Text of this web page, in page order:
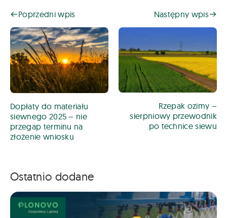
Poprzedni wpis
Dopłaty do materiału
siewnego 2025 – nie
przegap terminu na
złożenie wniosku
Następny wpis
Rzepak ozimy –
sierpniowy przewodnik
po technice siewu
Ostatnio dodane